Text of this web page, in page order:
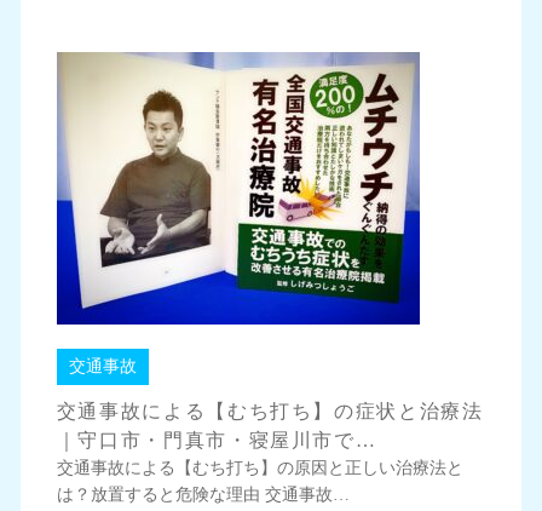
交通事故
交通事故による【むち打ち】の症状と治療法
｜守口市・門真市・寝屋川市で…
交通事故による【むち打ち】の原因と正しい治療法と
は？放置すると危険な理由 交通事故…